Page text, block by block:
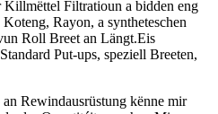
Filtratioun a bidden eng
Rayon, a syntheteschen
Roll Breet an Längt.Eis
Put-ups, speziell Breeten,
Rewindausrüstung kënne mir